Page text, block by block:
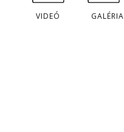
VIDEÓ GALÉRIA